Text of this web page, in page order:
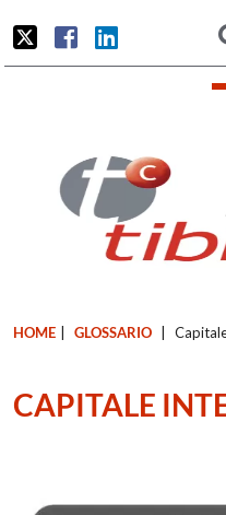
HOME GLOSSARIO
CAPITALE